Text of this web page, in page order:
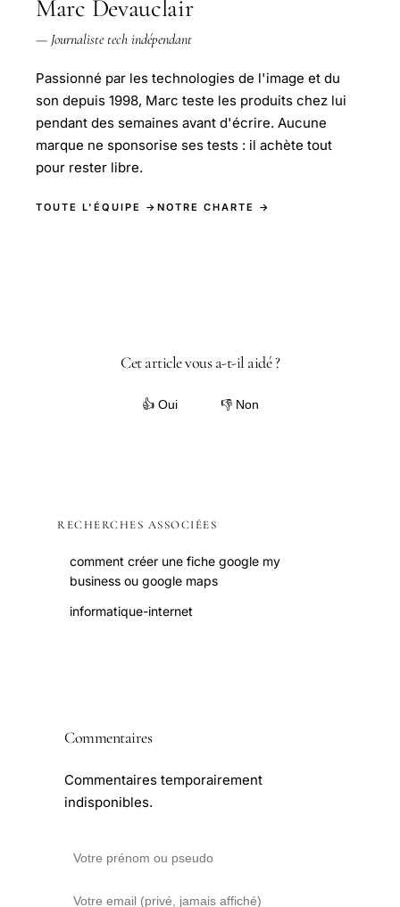
Marc Devauclair
— Journaliste tech indépendant
Passionné par les technologies de l'image et du
son depuis 1998, Marc teste les produits chez lui
pendant des semaines avant d'écrire. Aucune
marque ne sponsorise ses tests : il achète tout
pour rester libre.
TOUTE L'ÉQUIPE → NOTRE CHARTE →
Cet article vous a-t-il aidé ?
👍 Oui 👎 Non
RECHERCHES ASSOCIÉES
comment créer une fiche google my
business ou google maps
informatique-internet
Commentaires
Commentaires temporairement
indisponibles.